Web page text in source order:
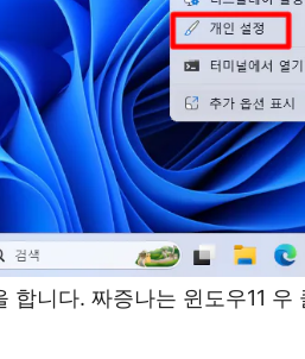
합니다. 짜증나는 윈도우11 우